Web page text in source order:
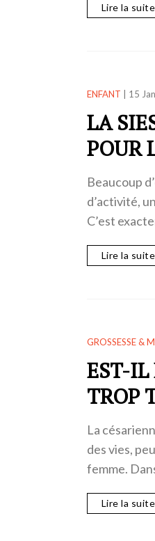
Lire la suite
ENFANT | 15
LA
POUR
Beaucoup
d’activité,
C’est
Lire la suite
GROSSESSE &
EST-IL
TROP
La
des vies,
femme.
Lire la suite